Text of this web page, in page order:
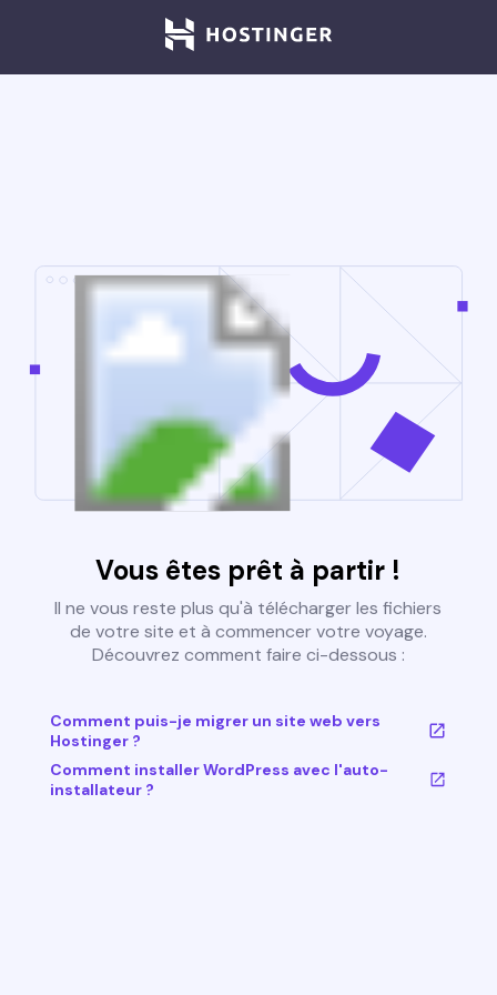
Vous êtes prêt à partir !
Il ne vous reste plus qu'à télécharger les fichiers
de votre site et à commencer votre voyage.
Découvrez comment faire ci-dessous :
Comment puis-je migrer un site web vers
Hostinger ?
Comment installer WordPress avec l'auto-
installateur ?